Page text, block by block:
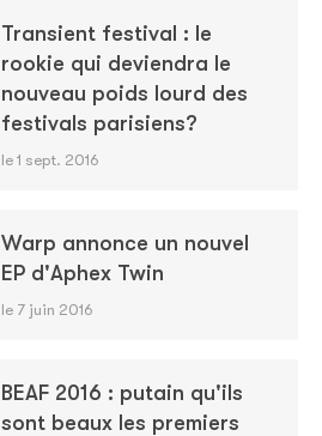
Transient festival : le
rookie qui deviendra le
nouveau poids lourd des
festivals parisiens?
le 1 sept. 2016
Warp annonce un nouvel
EP d'Aphex Twin
le 7 juin 2016
BEAF 2016 : putain qu'ils
sont beaux les premiers